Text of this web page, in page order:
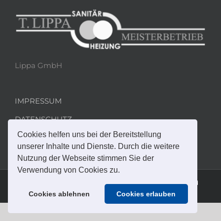
Cookies helfen uns bei der Bereitstellung
unserer Inhalte und Dienste. Durch die weitere
Nutzung der Webseite stimmen Sie der
Verwendung von Cookies zu.
Cookies ablehnen Cookies erlauben
Lippa GmbH
IMPRESSUM
DATENSCHUTZ
© 2023, Lippa GmbH, Osterbrooksweg 71, 22869 Schenefeld